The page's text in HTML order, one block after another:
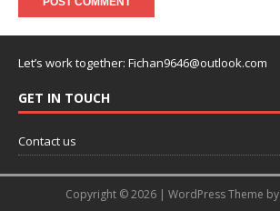
Let’s work together: Fichan9646@outlook.com
GET IN TOUCH
Contact us
Copyright © 2026 | WordPress Theme by